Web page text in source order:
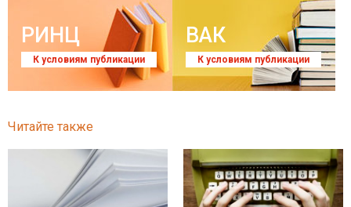
РИНЦ
К условиям публикации
ВАК
К условиям публикации
Читайте также